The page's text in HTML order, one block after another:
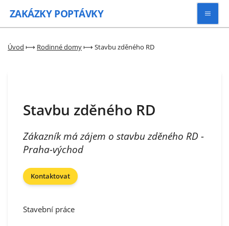
ZAKÁZKY POPTÁVKY
Vyhledávat
Kategorie
Zaregistrovat se
Úvod ⟼ Rodinné domy⟼ Stavbu zděného RD
Stavbu zděného RD
Zákazník má zájem o stavbu zděného RD -
Praha-východ
Kontaktovat
Stavební práce